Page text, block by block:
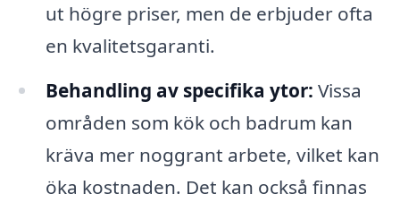
ut högre priser, men de erbjuder ofta
en kvalitetsgaranti.
Behandling av specifika ytor: Vissa
områden som kök och badrum kan
kräva mer noggrant arbete, vilket kan
öka kostnaden. Det kan också finnas